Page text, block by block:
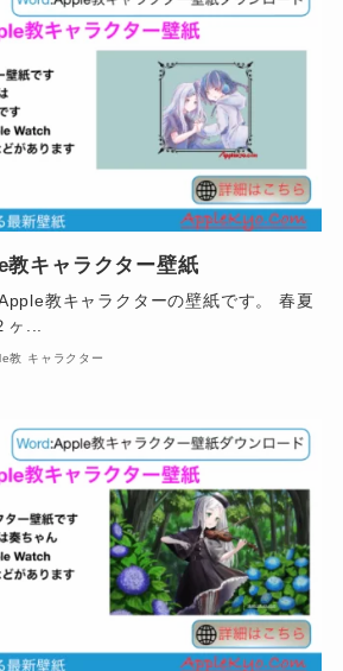
キャラクター壁紙
教キャラクターの壁紙です。 春夏
...
教 キャラクター